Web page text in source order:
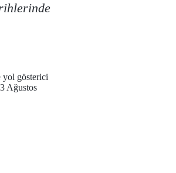
yol gösterici
Ağustos